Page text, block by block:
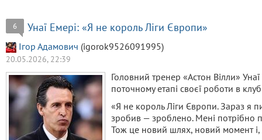
6 Унаї Емері: «Я не король Ліги Європи»
Ігор Адамович (igorok9526091995)
20.05.2026, 22:39
Головний тренер «Астон Вілли»
поточному етапі своєї роботи в
«Я не король Ліги Європи. Зараз я
зробив — зроблено. Мені потрібно
Тож це новий шлях, новий момент і,